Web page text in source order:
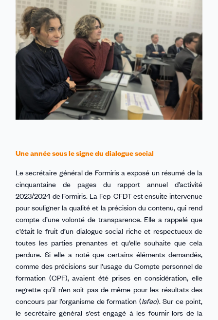
Linkedin
Facebook
Threads
Bluesky
email
Une année sous le signe du dialogue social
Le secrétaire général de Formiris a exposé un résumé de la
cinquantaine de pages du rapport annuel d’activité
2023/2024 de Formiris. La Fep-CFDT est ensuite intervenue
pour souligner la qualité et la précision du contenu, qui rend
compte d’une volonté de transparence. Elle a rappelé que
c’était le fruit d’un dialogue social riche et respectueux de
toutes les parties prenantes et qu’elle souhaite que cela
perdure. Si elle a noté que certains éléments demandés,
comme des précisions sur l’usage du Compte personnel de
formation (CPF), avaient été prises en considération, elle
regrette qu’il n’en soit pas de même pour les résultats des
concours par l’organisme de formation (Isfec). Sur ce point,
le secrétaire général s’est engagé à les fournir lors de la